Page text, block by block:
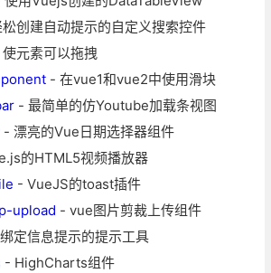
创建自动提示的自定义搜索控件
元素可以拖拽
- 在vue1和vue2中使用滑块
- 最简单的仿Youtube加载条视图
- 漂亮的Vue日期选择器组件
的HTML5视频播放器
- VueJS的toast插件
upload - vue图片剪裁上传组件
定信息提示的提示工具
- HighCharts组件